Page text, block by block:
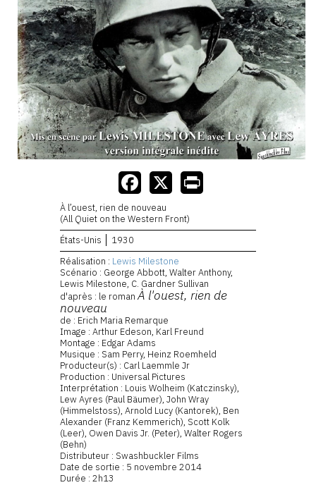
À l’ouest, rien de nouveau
(All Quiet on the Western Front)
États-Unis
1930
Réalisation : Lewis Milestone
Scénario : George Abbott, Walter Anthony,
Lewis Milestone, C. Gardner Sullivan
d'après : le romanÀ l'ouest, rien de
nouveau
de : Erich Maria Remarque
Image : Arthur Edeson, Karl Freund
Montage : Edgar Adams
Musique : Sam Perry, Heinz Roemheld
Producteur(s) : Carl Laemmle Jr
Production : Universal Pictures
Interprétation : Louis Wolheim (Katczinsky),
Lew Ayres (Paul Bäumer), John Wray
(Himmelstoss), Arnold Lucy (Kantorek), Ben
Alexander (Franz Kemmerich), Scott Kolk
(Leer), Owen Davis Jr. (Peter), Walter Rogers
(Behn)
Distributeur : Swashbuckler Films
Date de sortie : 5 novembre 2014
Durée : 2h13